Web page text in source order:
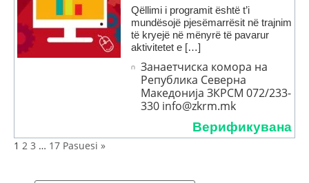
Qëllimi i programit është t’i
mundësojë pjesëmarrësit në trajnim
të kryejë në mënyrë të pavarur
aktivitetet e […]
Занаетчиска комора на
Република Северна
Македонија ЗКРСМ 072/233-
330 info@zkrm.mk
Верификувана
1 2 3 … 17 Pasuesi »